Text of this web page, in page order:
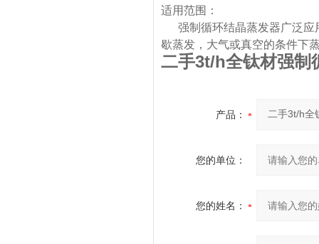
适用范围：
强制循环结晶蒸发器广泛应
歇蒸发，大气或真空的条件下
二手3t/h全钛材强制
产品：
您的单位：
您的姓名：